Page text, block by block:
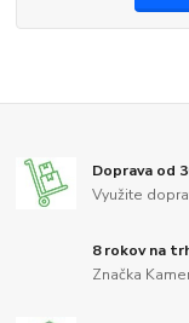
Doprava od
Využite
8 rokov na
Značka